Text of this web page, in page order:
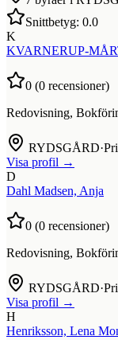
Snittbetyg: 0.0
K
KVARNERUP-
0 (0 recensioner)
Redovisning,
RYDSGÅRD·
Visa profil →
D
Dahl Madsen, Anja
0 (0 recensioner)
Redovisning,
RYDSGÅRD·
Visa profil →
H
Henriksson, Lena